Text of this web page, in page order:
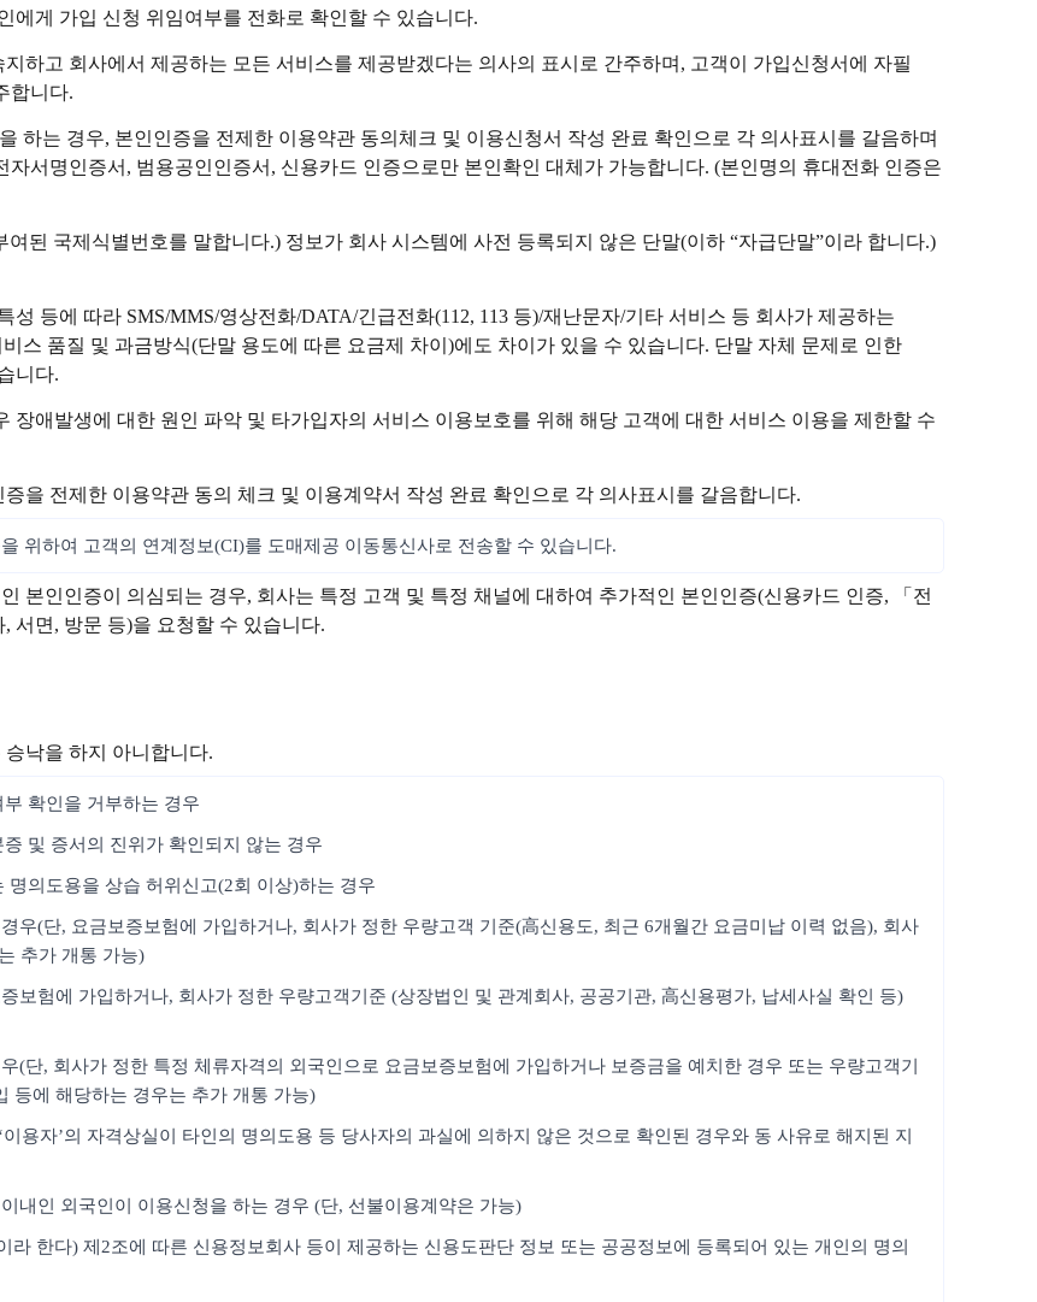
게 가입 신청 위임여부를 전화로 확인할 수 있습니다.
하고 회사에서 제공하는 모든 서비스를 제공받겠다는 의사의 표시로 간주하며, 고객이 가입신청서에 자필
합니다.
하는 경우, 본인인증을 전제한 이용약관 동의체크 및 이용신청서 작성 완료 확인으로 각 의사표시를 갈음하며
서명인증서, 범용공인인증서, 신용카드 인증으로만 본인확인 대체가 가능합니다. (본인명의 휴대전화 인증은
된 국제식별번호를 말합니다.) 정보가 회사 시스템에 사전 등록되지 않은 단말(이하 “자급단말”이라 합니다.)
등에 따라 SMS/MMS/영상전화/DATA/긴급전화(112, 113 등)/재난문자/기타 서비스 등 회사가 제공하는
스 품질 및 과금방식(단말 용도에 따른 요금제 차이)에도 차이가 있을 수 있습니다. 단말 자체 문제로 인한
니다.
애발생에 대한 원인 파악 및 타가입자의 서비스 이용보호를 위해 해당 고객에 대한 서비스 이용을 제한할 수
을 전제한 이용약관 동의 체크 및 이용계약서 작성 완료 확인으로 각 의사표시를 갈음합니다.
위하여 고객의 연계정보(CI)를 도매제공 이동통신사로 전송할 수 있습니다.
본인인증이 의심되는 경우, 회사는 특정 고객 및 특정 채널에 대하여 추가적인 본인인증(신용카드 인증, 「전
서면, 방문 등)을 요청할 수 있습니다.
낙을 하지 아니합니다.
확인을 거부하는 경우
및 증서의 진위가 확인되지 않는 경우
의도용을 상습 허위신고(2회 이상)하는 경우
우(단, 요금보증보험에 가입하거나, 회사가 정한 우량고객 기준(高신용도, 최근 6개월간 요금미납 이력 없음), 회사
추가 개통 가능)
보험에 가입하거나, 회사가 정한 우량고객기준 (상장법인 및 관계회사, 공공기관, 高신용평가, 납세사실 확인 등)
(단, 회사가 정한 특정 체류자격의 외국인으로 요금보증보험에 가입하거나 보증금을 예치한 경우 또는 우량고객기
등에 해당하는 경우는 추가 개통 가능)
용자’의 자격상실이 타인의 명의도용 등 당사자의 과실에 의하지 않은 것으로 확인된 경우와 동 사유로 해지된 지
내인 외국인이 이용신청을 하는 경우 (단, 선불이용계약은 가능)
한다) 제2조에 따른 신용정보회사 등이 제공하는 신용도판단 정보 또는 공공정보에 등록되어 있는 개인의 명의